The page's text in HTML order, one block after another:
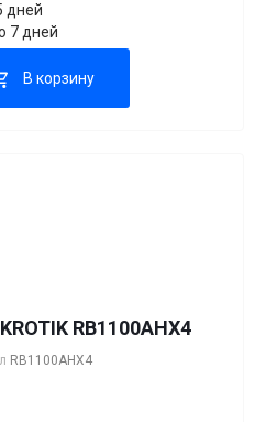
дней
7 дней
В корзину
RB1100AHX4
RB1100AHX4